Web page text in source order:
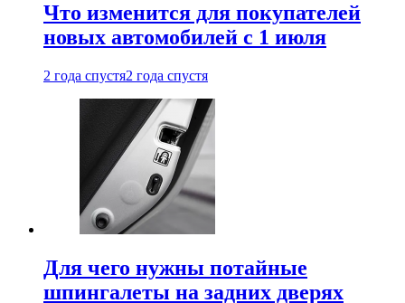
Что изменится для покупателей
новых автомобилей с 1 июля
2 года спустя2 года спустя
Для чего нужны потайные
шпингалеты на задних дверях